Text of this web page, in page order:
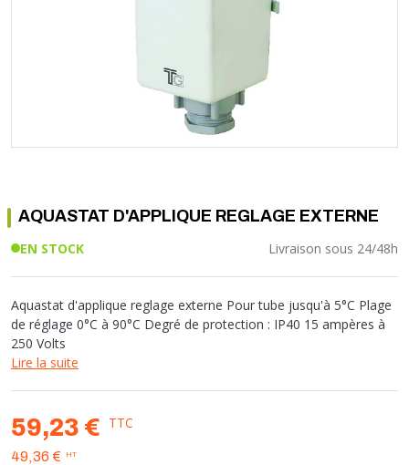
TUBE LAITON ET ECROU
ROBINET
FLEXIBLE
RÉDUCTEUR DE PRESSION
COMPTEUR ET ACCESSOIRE
FILTRATION
TUBAGE CHEMINÉE CHAUDIÈRE POÊLE
COLLIER ET FIXATION
LAMPE ET TORCHE
PILES ET ACCUMULATEURS
VMC ET VENTILATION
AQUASTAT D'APPLIQUE REGLAGE EXTERNE
EN STOCK Livraison sous 24/48h
Aquastat d'applique reglage externe Pour tube jusqu'à 5°C Plage
de réglage 0°C à 90°C Degré de protection : IP40 15 ampères à
250 Volts
Lire la suite
59,23 € TTC
49,36 € HT